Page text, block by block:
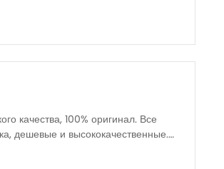
качества, 100% оригинал. Все
дешевые и высококачественные.